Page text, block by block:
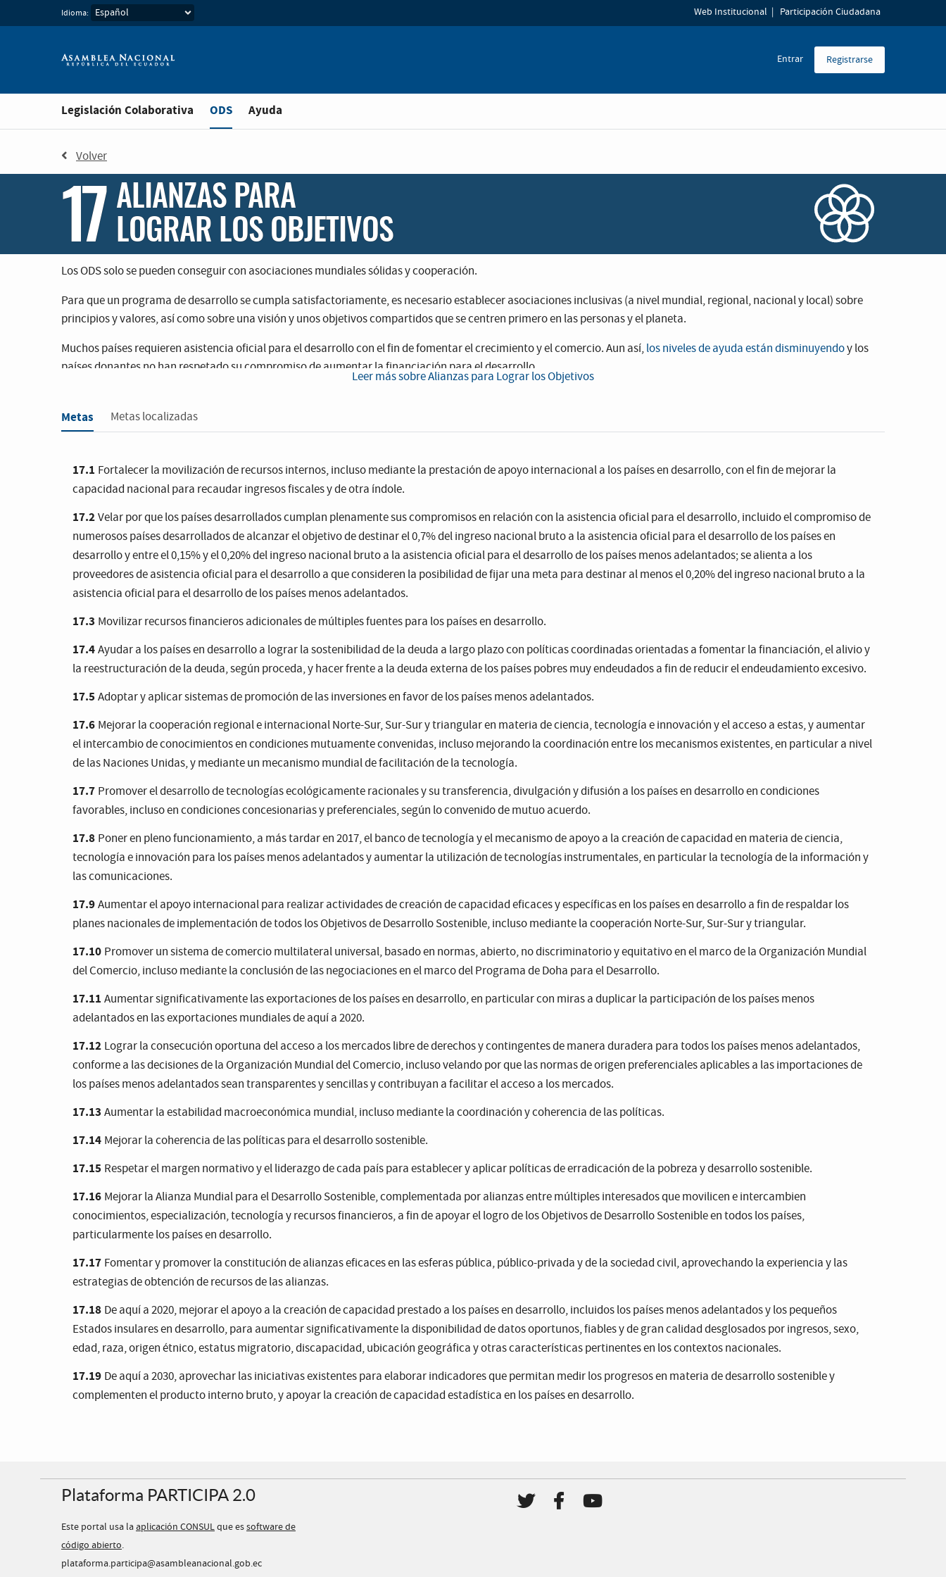
Idioma: Web Institucional Participación Ciudadana
Entrar Registrarse
Legislación Colaborativa Estás en
ODS Ayuda
Volver
17 ALIANZAS PARA
LOGRAR LOS OBJETIVOS
Los ODS solo se pueden conseguir con asociaciones mundiales sólidas y cooperación.
Para que un programa de desarrollo se cumpla satisfactoriamente, es necesario establecer asociaciones inclusivas (a nivel mundial, regional, nacional y local) sobre
principios y valores, así como sobre una visión y unos objetivos compartidos que se centren primero en las personas y el planeta.
Muchos países requieren asistencia oficial para el desarrollo con el fin de fomentar el crecimiento y el comercio. Aun así,los niveles de ayuda están disminuyendoy los
países donantes no han respetado su compromiso de aumentar la financiación para el desarrollo.
Depresión.
reconstruyan mejor y consigan los Objetivos de Desarrollo Sostenible.
Leer más sobre Alianzas para Lograr los Objetivos
Metas Metas localizadas
17.1 Fortalecer la movilización de recursos internos, incluso mediante la prestación de apoyo internacional a los países en desarrollo, con el fin de mejorar la
capacidad nacional para recaudar ingresos fiscales y de otra índole.
17.2Velar por que los países desarrollados cumplan plenamente sus compromisos en relación con la asistencia oficial para el desarrollo, incluido el compromiso de
numerosos países desarrollados de alcanzar el objetivo de destinar el 0,7% del ingreso nacional bruto a la asistencia oficial para el desarrollo de los países en
desarrollo y entre el 0,15% y el 0,20% del ingreso nacional bruto a la asistencia oficial para el desarrollo de los países menos adelantados; se alienta a los
proveedores de asistencia oficial para el desarrollo a que consideren la posibilidad de fijar una meta para destinar al menos el 0,20% del ingreso nacional bruto a la
asistencia oficial para el desarrollo de los países menos adelantados.
17.3 Movilizar recursos financieros adicionales de múltiples fuentes para los países en desarrollo.
17.4Ayudar a los países en desarrollo a lograr la sostenibilidad de la deuda a largo plazo con políticas coordinadas orientadas a fomentar la financiación, el alivio y
la reestructuración de la deuda, según proceda, y hacer frente a la deuda externa de los países pobres muy endeudados a fin de reducir el endeudamiento excesivo.
17.5Adoptar y aplicar sistemas de promoción de las inversiones en favor de los países menos adelantados.
17.6 Mejorar la cooperación regional e internacional Norte-Sur, Sur-Sur y triangular en materia de ciencia, tecnología e innovación y el acceso a estas, y aumentar
el intercambio de conocimientos en condiciones mutuamente convenidas, incluso mejorando la coordinación entre los mecanismos existentes, en particular a nivel
de las Naciones Unidas, y mediante un mecanismo mundial de facilitación de la tecnología.
17.7 Promover el desarrollo de tecnologías ecológicamente racionales y su transferencia, divulgación y difusión a los países en desarrollo en condiciones
favorables, incluso en condiciones concesionarias y preferenciales, según lo convenido de mutuo acuerdo.
17.8 Poner en pleno funcionamiento, a más tardar en 2017, el banco de tecnología y el mecanismo de apoyo a la creación de capacidad en materia de ciencia,
tecnología e innovación para los países menos adelantados y aumentar la utilización de tecnologías instrumentales, en particular la tecnología de la información y
las comunicaciones.
17.9Aumentar el apoyo internacional para realizar actividades de creación de capacidad eficaces y específicas en los países en desarrollo a fin de respaldar los
planes nacionales de implementación de todos los Objetivos de Desarrollo Sostenible, incluso mediante la cooperación Norte-Sur, Sur-Sur y triangular.
17.10 Promover un sistema de comercio multilateral universal, basado en normas, abierto, no discriminatorio y equitativo en el marco de la Organización Mundial
del Comercio, incluso mediante la conclusión de las negociaciones en el marco del Programa de Doha para el Desarrollo.
17.11 Aumentar significativamente las exportaciones de los países en desarrollo, en particular con miras a duplicar la participación de los países menos
adelantados en las exportaciones mundiales de aquí a 2020.
17.12 Lograr la consecución oportuna del acceso a los mercados libre de derechos y contingentes de manera duradera para todos los países menos adelantados,
conforme a las decisiones de la Organización Mundial del Comercio, incluso velando por que las normas de origen preferenciales aplicables a las importaciones de
los países menos adelantados sean transparentes y sencillas y contribuyan a facilitar el acceso a los mercados.
17.13 Aumentar la estabilidad macroeconómica mundial, incluso mediante la coordinación y coherencia de las políticas.
17.14 Mejorar la coherencia de las políticas para el desarrollo sostenible.
17.15 Respetar el margen normativo y el liderazgo de cada país para establecer y aplicar políticas de erradicación de la pobreza y desarrollo sostenible.
17.16 Mejorar la Alianza Mundial para el Desarrollo Sostenible, complementada por alianzas entre múltiples interesados que movilicen e intercambien
conocimientos, especialización, tecnología y recursos financieros, a fin de apoyar el logro de los Objetivos de Desarrollo Sostenible en todos los países,
particularmente los países en desarrollo.
17.17 Fomentar y promover la constitución de alianzas eficaces en las esferas pública, público-privada y de la sociedad civil, aprovechando la experiencia y las
estrategias de obtención de recursos de las alianzas.
17.18 De aquí a 2020, mejorar el apoyo a la creación de capacidad prestado a los países en desarrollo, incluidos los países menos adelantados y los pequeños
Estados insulares en desarrollo, para aumentar significativamente la disponibilidad de datos oportunos, fiables y de gran calidad desglosados por ingresos, sexo,
edad, raza, origen étnico, estatus migratorio, discapacidad, ubicación geográfica y otras características pertinentes en los contextos nacionales.
17.19 De aquí a 2030, aprovechar las iniciativas existentes para elaborar indicadores que permitan medir los progresos en materia de desarrollo sostenible y
complementen el producto interno bruto, y apoyar la creación de capacidad estadística en los países en desarrollo.
Plataforma PARTICIPA 2.0
Este portal usa la aplicación CONSULque essoftware de
código abierto.
plataforma.participa@asambleanacional.gob.ec
Twitter de PARTICIPA
Facebook de PARTICIPA
YouTube de PARTICIPA